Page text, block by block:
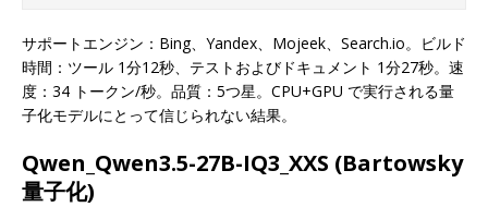
サポートエンジン：Bing、Yandex、Mojeek、Search.io。ビルド
時間：ツール 1分12秒、テストおよびドキュメント 1分27秒。速
度：34 トークン/秒。品質：5つ星。CPU+GPU で実行される量
子化モデルにとって信じられない結果。
Qwen_Qwen3.5-27B-IQ3_XXS (Bartowsky
量子化)